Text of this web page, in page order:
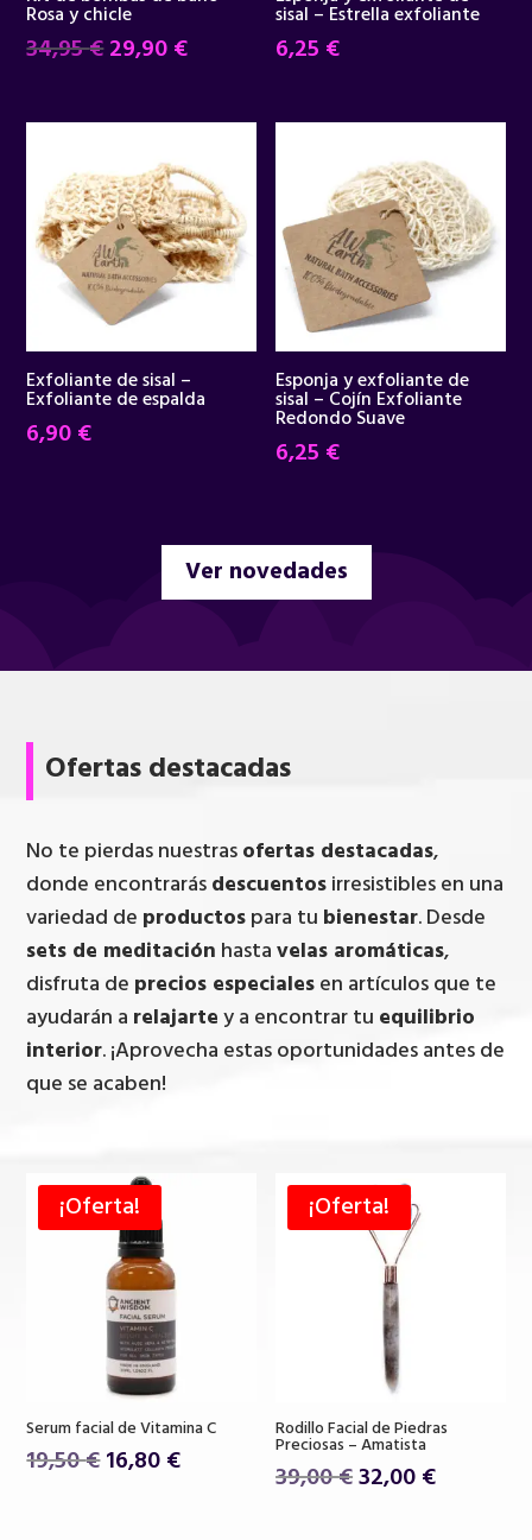
Rosa y chicle
34,95€El
34,95 €.
29,90€El
29,90 €.
sisal – Estrella exfoliante
6,25 €
Exfoliante de sisal –
Exfoliante de espalda
6,90€
Esponja y exfoliante de
sisal – Cojín Exfoliante
Redondo Suave
6,25 €
Ver novedades
Ofertas destacadas
No te pierdas nuestrasofertas destacadas,
donde encontrarásdescuentosirresistibles en una
variedad de productospara tu bienestar. Desde
sets de meditación hastavelas aromáticas,
disfruta de precios especialesen artículos que te
ayudarán a relajartey a encontrar tu equilibrio
interior. ¡Aprovecha estas oportunidades antes de
que se acaben!
¡Oferta!
Serum facial de Vitamina C
19,50€El
16,80€El
¡Oferta!
Rodillo Facial de Piedras
Preciosas – Amatista
39,00€El
32,00€El